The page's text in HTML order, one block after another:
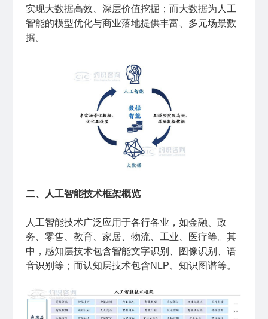
实现大数据高效、深层价值挖掘；而大数据为人工
智能的模型优化与商业落地提供丰富、多元场景数
据。
二、人工智能技术框架概览
人工智能技术广泛应用于各行各业，如金融、政
务、零售、教育、家居、物流、工业、医疗等。其
中，感知层技术包含智能文字识别、图像识别、语
音识别等；而认知层技术包含NLP、知识图谱等。